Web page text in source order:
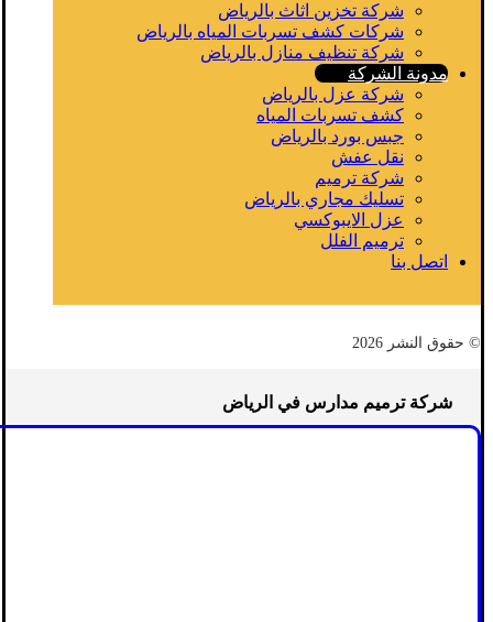
شركة تخزين اثاث بالرياض
شركات كشف تسربات المياه بالرياض
شركة تنظيف منازل بالرياض
مدونة الشركة
شركة عزل بالرياض
كشف تسربات المياه
جبس بورد بالرياض
نقل عفش
شركة ترميم
تسليك مجاري بالرياض
عزل الايبوكسي
ترميم الفلل
اتصل بنا
© حقوق النشر 2026
شركة ترميم مدارس في الرياض